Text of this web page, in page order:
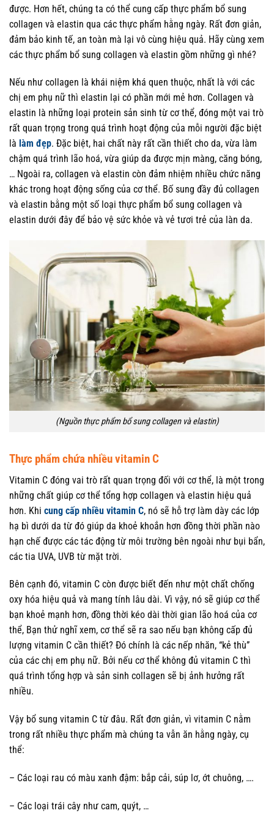
được. Hơn hết, chúng ta có thể cung cấp thực phẩm bổ sung
collagen và elastin qua các thực phẩm hằng ngày. Rất đơn giản,
đảm bảo kinh tế, an toàn mà lại vô cùng hiệu quả. Hãy cùng xem
các thực phẩm bổ sung collagen và elastin gồm những gì nhé?
Nếu như collagen là khái niệm khá quen thuộc, nhất là với các
chị em phụ nữ thì elastin lại có phần mới mẻ hơn. Collagen và
elastin là những loại protein sản sinh từ cơ thể, đóng một vai trò
rất quan trọng trong quá trình hoạt động của mỗi người đặc biệt
là làm đẹp. Đặc biệt, hai chất này rất cần thiết cho da, vừa làm
chậm quá trình lão hoá, vừa giúp da được mịn màng, căng bóng,
… Ngoài ra, collagen và elastin còn đảm nhiệm nhiều chức năng
khác trong hoạt động sống của cơ thể. Bố sung đầy đủ collagen
và elastin bằng một số loại thực phẩm bổ sung collagen và
elastin dưới đây để bảo vệ sức khỏe và vẻ tươi trẻ của làn da.
(Nguồn thực phẩm bổ sung collagen và elastin)
Thực phẩm chứa nhiều vitamin C
Vitamin C đóng vai trò rất quan trọng đối với cơ thể, là một trong
những chất giúp cơ thể tổng hợp collagen và elastin hiệu quả
hơn. Khi cung cấp nhiều vitamin C, nó sẽ hỗ trợ làm dày các lớp
hạ bì dưới da từ đó giúp da khoẻ khoắn hơn đồng thời phần nào
hạn chế được các tác động từ môi trường bên ngoài như bụi bẩn,
các tia UVA, UVB từ mặt trời.
Bên cạnh đó, vitamin C còn được biết đến như một chất chống
oxy hóa hiệu quả và mang tính lâu dài. Vì vậy, nó sẽ giúp cơ thể
bạn khoẻ mạnh hơn, đồng thời kéo dài thời gian lão hoá của cơ
thể, Bạn thử nghĩ xem, cơ thể sẽ ra sao nếu bạn không cấp đủ
lượng vitamin C cần thiết? Đó chính là các nếp nhăn, “kẻ thù”
của các chị em phụ nữ. Bởi nếu cơ thể không đủ vitamin C thì
quá trình tổng hợp và sản sinh collagen sẽ bị ảnh hưởng rất
nhiều.
Vậy bổ sung vitamin C từ đâu. Rất đơn giản, vì vitamin C nằm
trong rất nhiều thực phẩm mà chúng ta vẫn ăn hằng ngày, cụ
thể:
– Các loại rau có màu xanh đậm: bắp cải, súp lơ, ớt chuông, ….
– Các loại trái cây như cam, quýt, …